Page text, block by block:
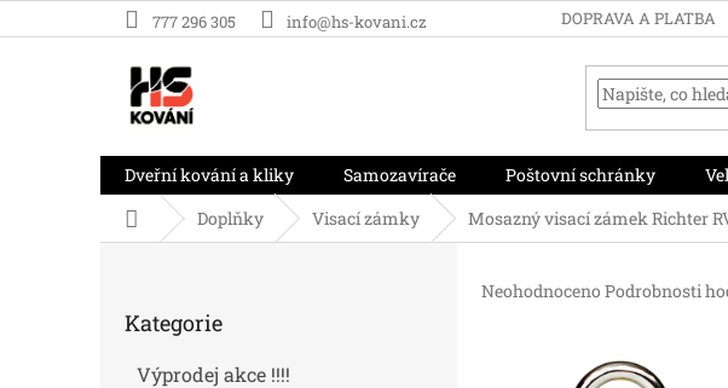
na
777 296 305 info@hs-kovani.cz DOPRAVA A PLATBA
Dveřní kování a kliky Samozavírače Poštovní schránky
Domů Doplňky Visací zámky Mosazný visací zámek Richter
kategorie
Kategorie
Výprodej akce !!!!
Průměrné
Neohodnoceno Podrobnosti